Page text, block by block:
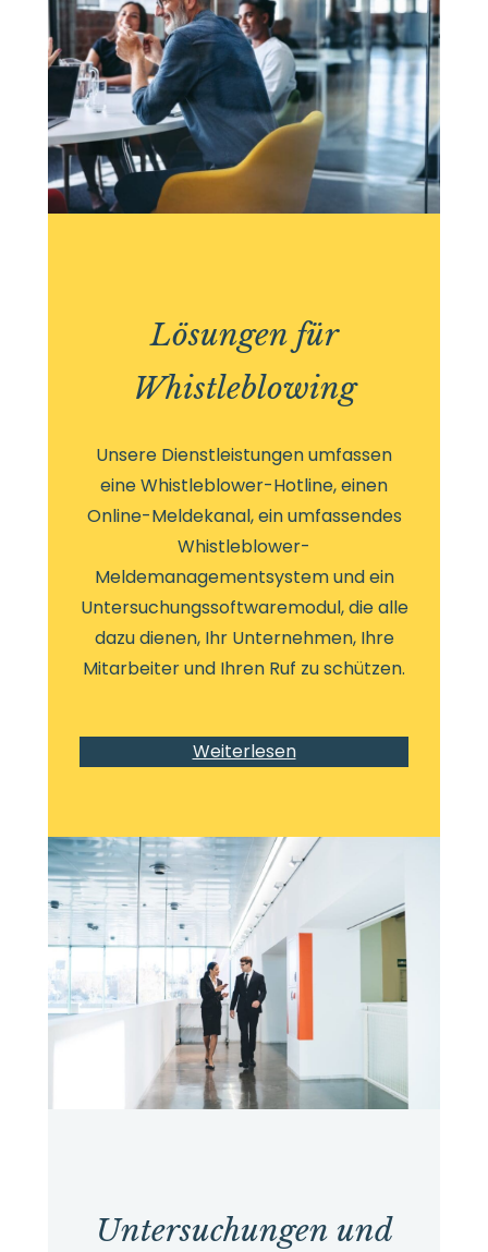
Lösungen für
Whistleblowing
Unsere Dienstleistungen umfassen
eine Whistleblower-Hotline, einen
Online-Meldekanal, ein umfassendes
Whistleblower-
Meldemanagementsystem und ein
Untersuchungssoftwaremodul, die alle
dazu dienen, Ihr Unternehmen, Ihre
Mitarbeiter und Ihren Ruf zu schützen.
Weiterlesen
Untersuchungen und